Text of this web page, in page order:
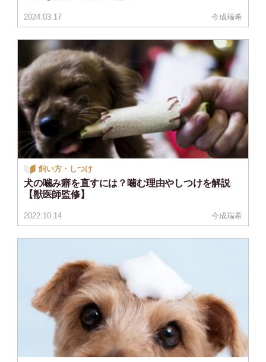
2024.03.17 今成瑞希
飼い方・しつけ
犬の噛み癖を直すには？噛む理由やしつけを解説
【獣医師監修】
2022.10.14 今成瑞希